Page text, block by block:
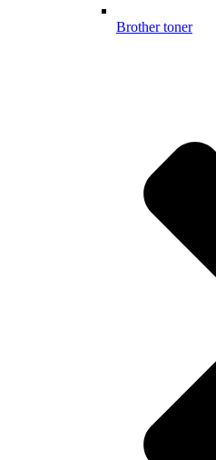
Brother toner